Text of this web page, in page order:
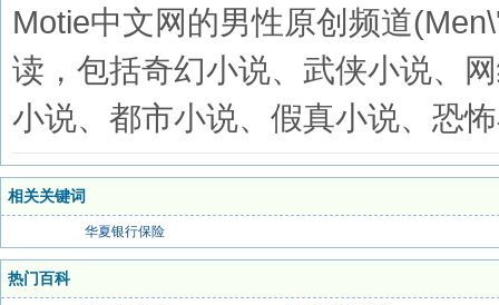
Motie中文网的男性原创频道
读，包括奇幻小说、武侠小说、
小说、都市小说、假真小说、恐
相关关键词
华夏银行保险
热门百科